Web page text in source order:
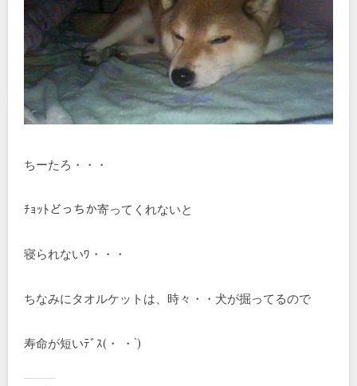
ちーたろ・・・
ﾁｮｯﾄどっちか寄ってくれないと
寝られないﾜ・・・
ちなみにタオルケットは、時々・・犬が掘ってるので
寿命が短いﾃﾞｽ(・ ・`)